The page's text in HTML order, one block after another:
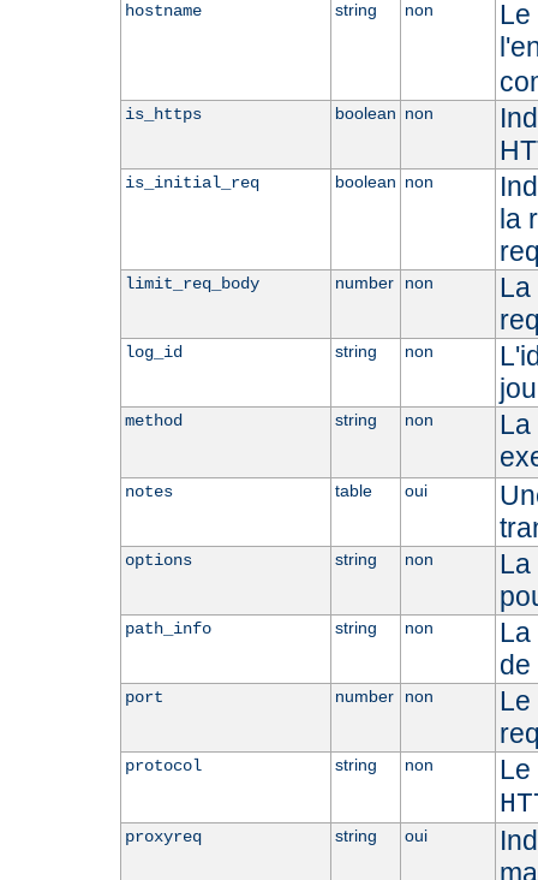
hostname string non
Le
is_https boolean non
is_initial_req boolean non
la
limit_req_body number non
La
log_id string non
method string non
La
notes table oui
options string non
La
path_info string non
La
de
port number non
Le
protocol string non
Le
proxyreq string oui